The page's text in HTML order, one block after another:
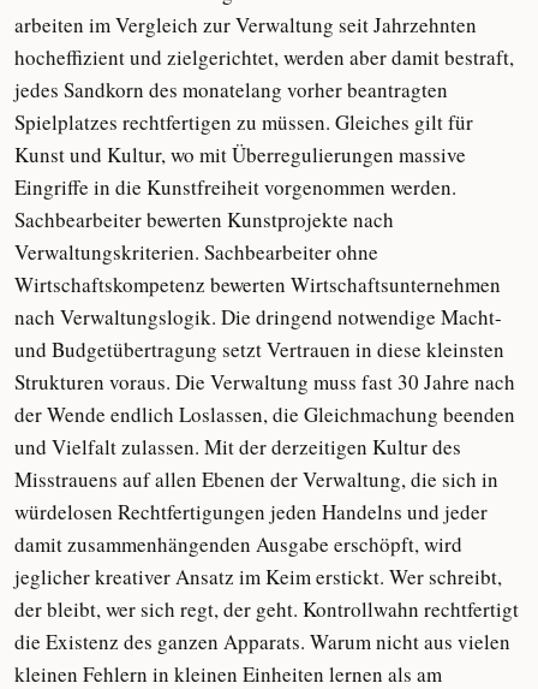
arbeiten im Vergleich zur Verwaltung seit Jahrzehnten
hocheffizient und zielgerichtet, werden aber damit bestraft,
jedes Sandkorn des monatelang vorher beantragten
Spielplatzes rechtfertigen zu müssen. Gleiches gilt für
Kunst und Kultur, wo mit Überregulierungen massive
Eingriffe in die Kunstfreiheit vorgenommen werden.
Sachbearbeiter bewerten Kunstprojekte nach
Verwaltungskriterien. Sachbearbeiter ohne
Wirtschaftskompetenz bewerten Wirtschaftsunternehmen
nach Verwaltungslogik. Die dringend notwendige Macht-
und Budgetübertragung setzt Vertrauen in diese kleinsten
Strukturen voraus. Die Verwaltung muss fast 30 Jahre nach
der Wende endlich Loslassen, die Gleichmachung beenden
und Vielfalt zulassen. Mit der derzeitigen Kultur des
Misstrauens auf allen Ebenen der Verwaltung, die sich in
würdelosen Rechtfertigungen jeden Handelns und jeder
damit zusammenhängenden Ausgabe erschöpft, wird
jeglicher kreativer Ansatz im Keim erstickt. Wer schreibt,
der bleibt, wer sich regt, der geht. Kontrollwahn rechtfertigt
die Existenz des ganzen Apparats. Warum nicht aus vielen
kleinen Fehlern in kleinen Einheiten lernen als am